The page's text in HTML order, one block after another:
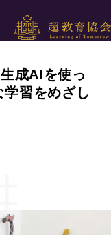
成AIを使っ
習をめざし